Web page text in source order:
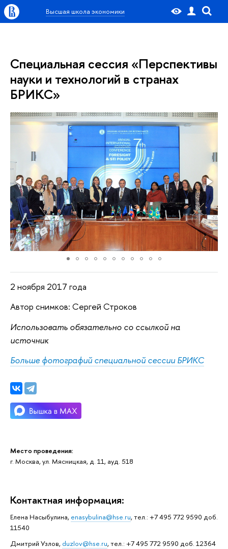
Высшая школа экономики
Место проведения:
г. Москва, ул. Мясницкая, д. 11, ауд. 518
Контактная информация:
Елена Насыбулина, enasybulina@hse.ru, тел.: +7 495 772 9590 доб.
11540
Дмитрий Узлов, duzlov@hse.ru, тел.: +7 495 772 9590 доб. 12364
Специальная сессия «Перспективы
науки и технологий в странах
БРИКС»
2 ноября 2017 года
Автор снимков: Сергей Строков
Использовать обязательно со ссылкой на
источник
Больше фотографий специальной сессии БРИКС